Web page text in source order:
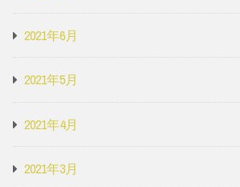
2021年6月
2021年5月
2021年4月
2021年3月